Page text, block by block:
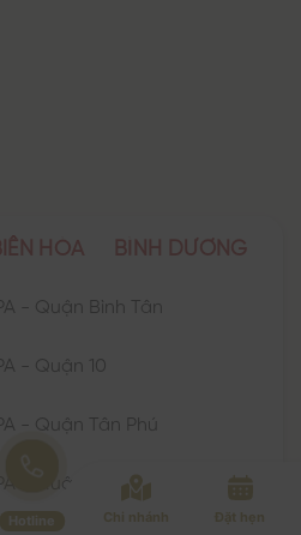
HÒA BÌNH DƯƠNG
- Quận Bình Tân
- Quận 10
- Quận Tân Phú
- Quận Tân Bình
Hotline Chi nhánh Đặt hẹn